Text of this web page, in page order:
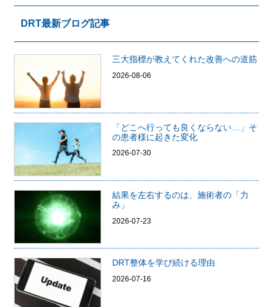
DRT最新ブログ記事
三大指標が教えてくれた改善への道筋
2026-08-06
「どこへ行っても良くならない…」そ
の患者様に起きた変化
2026-07-30
結果を左右するのは、施術者の「力
み」
2026-07-23
DRT整体を学び続ける理由
2026-07-16